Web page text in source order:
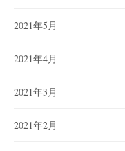
2021年5月
2021年4月
2021年3月
2021年2月